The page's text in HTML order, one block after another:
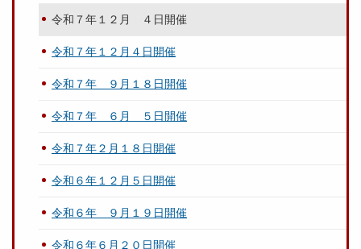
令和７年１２月 ４日開催
令和７年１２月４日開催
令和７年 ９月１８日開催
令和７年 ６月 ５日開催
令和７年２月１８日開催
令和６年１２月５日開催
令和６年 ９月１９日開催
令和６年６月２０日開催